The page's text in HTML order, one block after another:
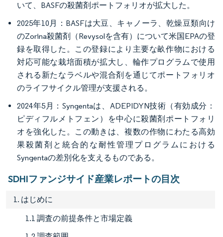
いて、BASFの殺菌剤ポートフォリオが拡大した。
2025年10月：BASFは大豆、キャノーラ、乾燥豆類向け
のZorina殺菌剤（Revysolを含有）について米国EPAの登
録を取得した。この登録により主要な畝作物における
対応可能な栽培面積が拡大し、輪作プログラムで使用
される新たなラベルや混合剤を通じてポートフォリオ
のライフサイクル管理が支援される。
2024年5月：Syngentaは、ADEPIDYN技術（有効成分：
ピディフルメトフェン）を中心に殺菌剤ポートフォリ
オを強化した。この動きは、複数の作物にわたる高効
果殺菌剤と統合的な耐性管理プログラムにおける
Syngentaの差別化を支えるものである。
SDHIファンジサイド産業レポートの目次
1. はじめに
1.1 調査の前提条件と市場定義